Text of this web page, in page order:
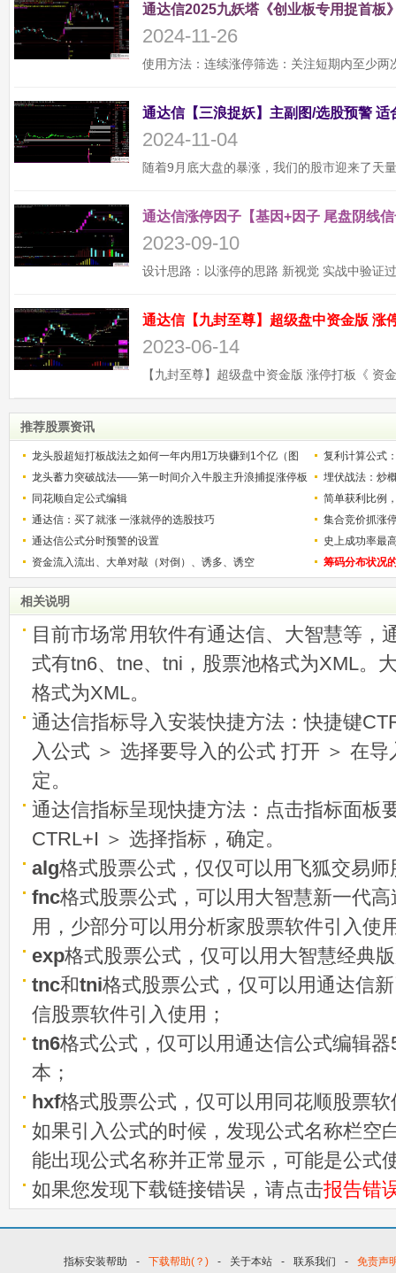
通达信2025九妖塔《创业板专用捉首板
2024-11-26
2024-11-04
通达信涨停因子【基因+因子 尾盘阴线
2023-09-10
2023-06-14
推荐股票资讯
龙头股超短打板战法之如何一年内用1万块赚到1个亿（图
解）
复利计算公式
少？
龙头蓄力突破战法——第一时间介入牛股主升浪捕捉涨停板
的技巧（图解）
埋伏战法：炒
同花顺自定公式编辑
简单获利比例
用
通达信：买了就涨 一涨就停的选股技巧
集合竞价抓涨
通达信公式分时预警的设置
史上成功率最
称选股法宝！
资金流入流出、大单对敲（对倒）、诱多、诱空 筹码分布状况
相关说明
目前市场常用软件有通达信、大智慧等，
式有tn6、tne、tni，股票池格式为XML。
格式为XML。
通达信指标导入安装快捷方法：快捷键
入公式 ＞ 选择要导入的公式 打开 ＞ 在
定。
通达信指标呈现快捷方法：点击指标面板
CTRL+I ＞ 选择指标，确定。
alg格式股票公式，仅仅可以用飞狐交易
fnc格式股票公式，可以用大智慧新一代
用，少部分可以用分析家股票软件引入使
exp格式股票公式，仅可以用大智慧经典
tnc和tni格式股票公式，仅可以用通达信
信股票软件引入使用；
tn6格式公式，仅可以用通达信公式编辑
本；
hxf格式股票公式，仅可以用同花顺股票
如果引入公式的时候，发现公式名称栏空
能出现公式名称并正常显示，可能是公式
如果您发现下载链接错误，请点击报告错
指标安装帮助 - 下载帮助(？) - 关于本站 - 联系我们 - 免责声